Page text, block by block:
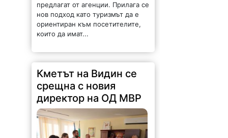
предлагат от агенции. Прилага се
нов подход като туризмът да е
ориентиран към посетителите,
които да имат...
Кметът на Видин се
срещна с новия
директор на ОД МВР